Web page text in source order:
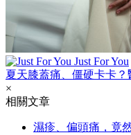
Just For You
夏天膝蓋痛、僵硬卡卡
×
相關文章
濕疹、偏頭痛，竟